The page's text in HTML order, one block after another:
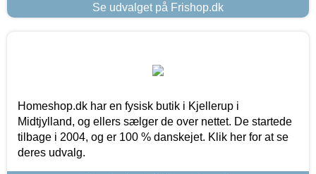
Se udvalget på Frishop.dk
Homeshop.dk har en fysisk butik i Kjellerup i
Midtjylland, og ellers sælger de over nettet. De startede
tilbage i 2004, og er 100 % danskejet. Klik her for at se
deres udvalg.